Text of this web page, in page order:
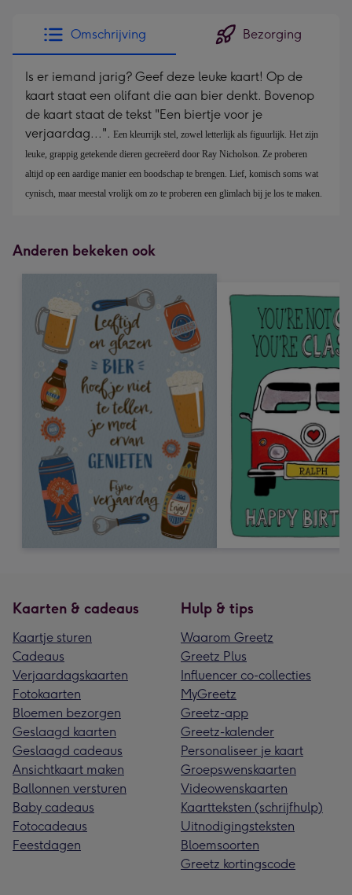
Omschrijving Bezorging
Is er iemand jarig? Geef deze leuke kaart! Op de
kaart staat een olifant die aan bier denkt. Bovenop
de kaart staat de tekst "Een biertje voor je
verjaardag...". Een kleurrijk stel, zowel letterlijk als figuurlijk. Het zijn
leuke, grappig getekende dieren gecreëerd door Ray Nicholson. Ze proberen
altijd op een aardige manier een boodschap te brengen. Lief, komisch soms wat
cynisch, maar meestal vrolijk om zo te proberen een glimlach bij je los te maken.
Anderen bekeken ook
Kaarten & cadeaus
Kaartje sturen
Cadeaus
Verjaardagskaarten
Fotokaarten
Bloemen bezorgen
Geslaagd kaarten
Geslaagd cadeaus
Ansichtkaart maken
Ballonnen versturen
Baby cadeaus
Fotocadeaus
Feestdagen
Hulp & tips
Waarom Greetz
Greetz Plus
Influencer co-collecties
MyGreetz
Greetz-app
Greetz-kalender
Personaliseer je kaart
Groepswenskaarten
Videowenskaarten
Kaartteksten (schrijfhulp)
Uitnodigingsteksten
Bloemsoorten
Greetz kortingscode